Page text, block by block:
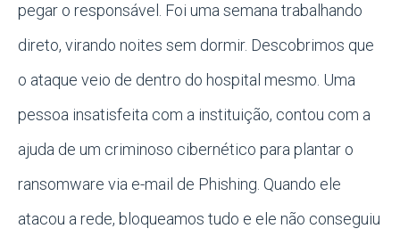
pegar o responsável. Foi uma semana trabalhando
direto, virando noites sem dormir. Descobrimos que
o ataque veio de dentro do hospital mesmo. Uma
pessoa insatisfeita com a instituição, contou com a
ajuda de um criminoso cibernético para plantar o
ransomware via e-mail de Phishing. Quando ele
atacou a rede, bloqueamos tudo e ele não conseguiu